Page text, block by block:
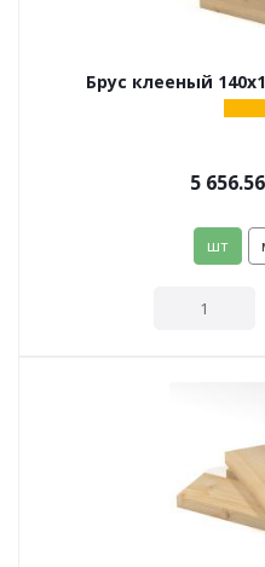
Брус клееный
5 656.56
шт